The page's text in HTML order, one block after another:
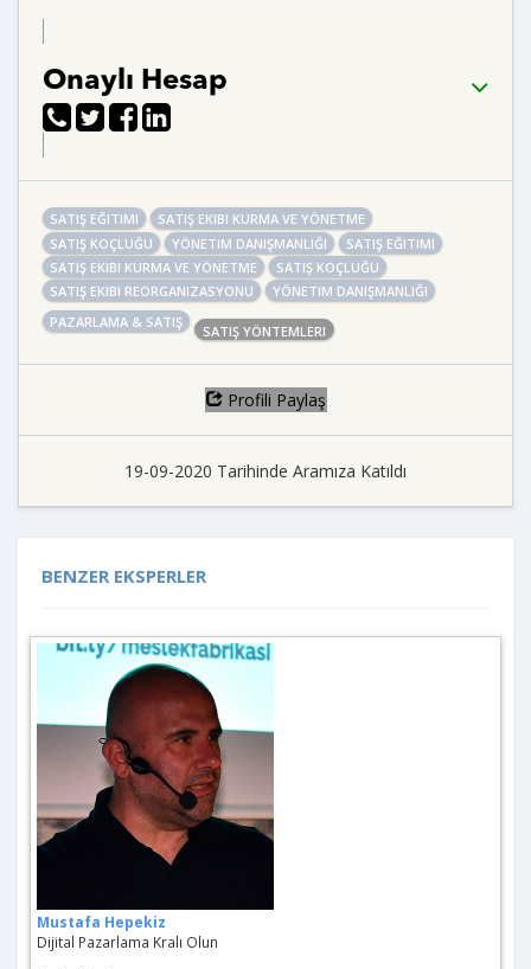
Onaylı Hesap
SATIŞ EĞITIMI
SATIŞ EKIBI KURMA VE YÖNETME
SATIŞ KOÇLUĞU
YÖNETIM DANIŞMANLIĞI
SATIŞ EĞITIMI
SATIŞ EKIBI KURMA VE YÖNETME
SATIŞ KOÇLUĞU
SATIŞ EKIBI REORGANIZASYONU
YÖNETIM DANIŞMANLIĞI
PAZARLAMA & SATIŞ
SATIŞ YÖNTEMLERI
Profili Paylaş
19-09-2020 Tarihinde Aramıza Katıldı
BENZER EKSPERLER
Mustafa Hepekiz
Dijital Pazarlama Kralı Olun